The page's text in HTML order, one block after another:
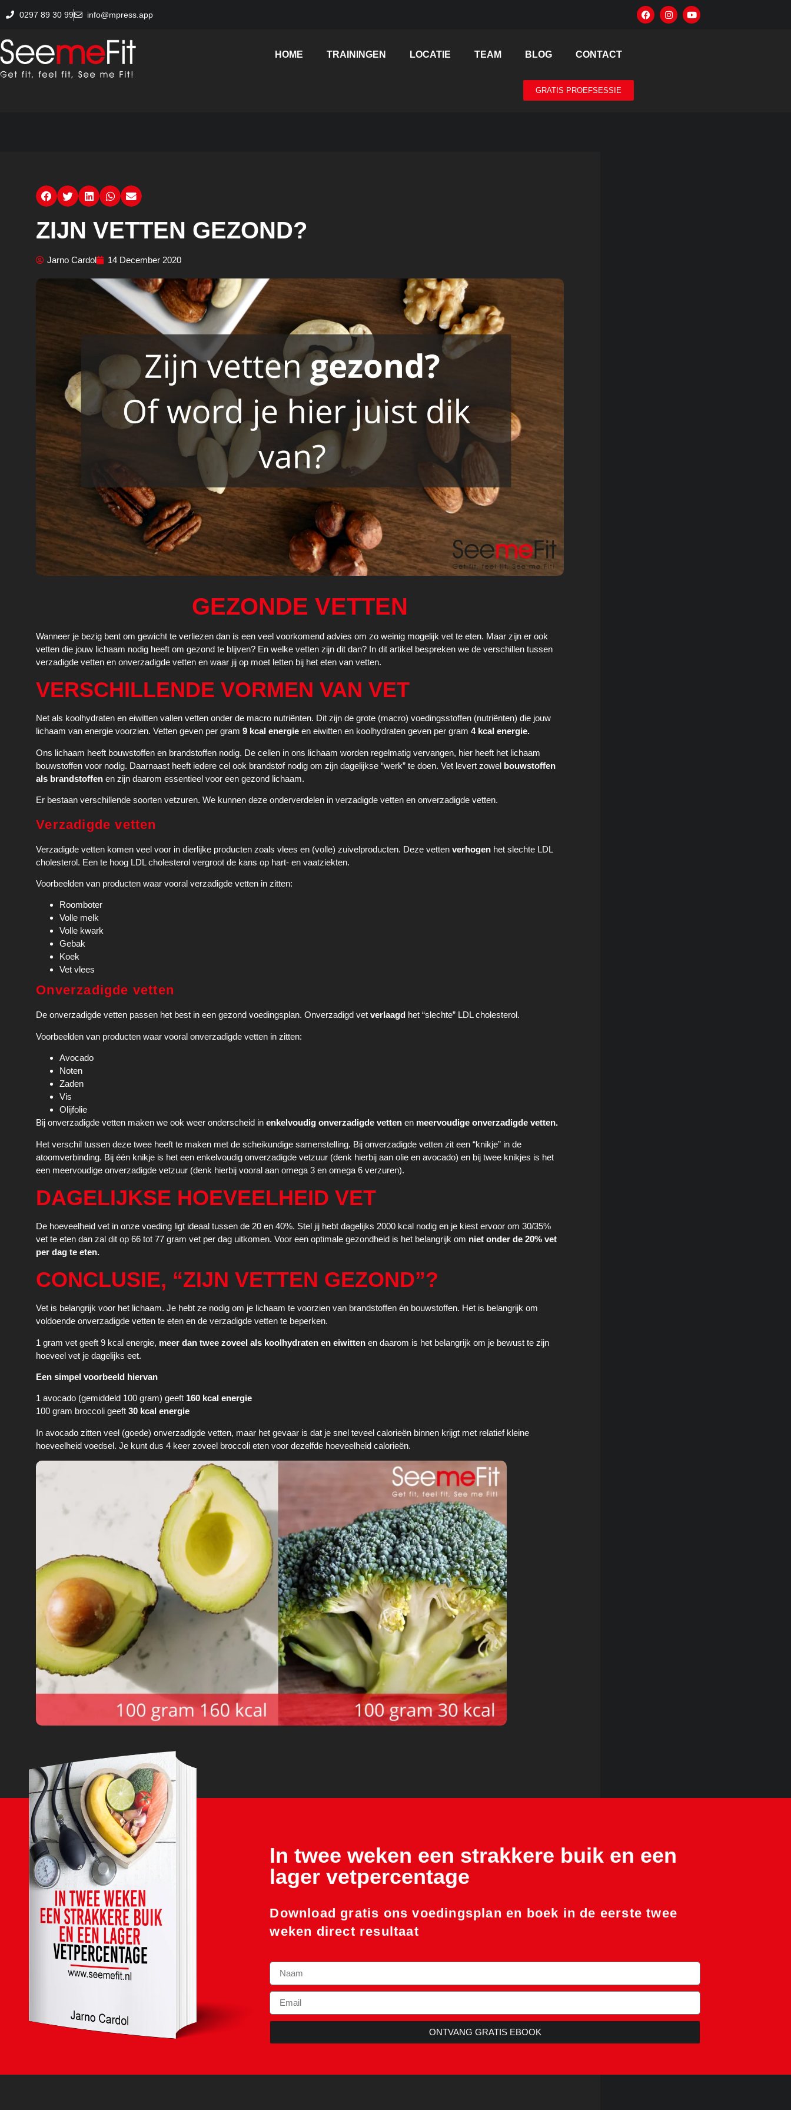
0297 89 30 99 info@mpress.app
HOME TRAININGEN LOCATIE TEAM BLOG CONTACT
GRATIS PROEFSESSIE
ZIJN VETTEN GEZOND?
Jarno Cardol 14 December 2020
GEZONDE VETTEN
Wanneer je bezig bent om gewicht te verliezen dan is een veel voorkomend advies om zo weinig mogelijk vet te eten. Maar zijn er ook
vetten die jouw lichaam nodig heeft om gezond te blijven? En welke vetten zijn dit dan? In dit artikel bespreken we de verschillen tussen
verzadigde vetten en onverzadigde vetten en waar jij op moet letten bij het eten van vetten.
VERSCHILLENDE VORMEN VAN VET
Net als koolhydraten eneiwitten vallen vetten onder de macro nutriënten. Dit zijn de grote (macro) voedingsstoffen (nutriënten) die jouw
lichaam van energie voorzien. Vetten geven per gram9 kcal energie en eiwitten en koolhydraten geven per gram 4 kcal energie.
Ons lichaam heeft bouwstoffen en brandstoffen nodig. De cellen in ons lichaam worden regelmatig vervangen, hier heeft het lichaam
bouwstoffen voor nodig. Daarnaast heeft iedere cel ook brandstof nodig om zijn dagelijkse “werk” te doen. Vet levert zowel bouwstoffen
als brandstoffen en zijn daarom essentieel voor een gezond lichaam.
Er bestaan verschillende soorten vetzuren. We kunnen deze onderverdelen in verzadigde vetten en onverzadigde vetten.
Verzadigde vetten
Verzadigde vetten komen veel voor in dierlijke producten zoals vlees en (volle) zuivelproducten. Deze vettenverhogen het slechte LDL
cholesterol. Een te hoog LDL cholesterol vergroot de kans op hart- en vaatziekten.
Voorbeelden van producten waar vooral verzadigde vetten in zitten:
Roomboter
Volle melk
Volle kwark
Gebak
Koek
Vet vlees
Onverzadigde vetten
De onverzadigde vetten passen het best in een gezond voedingsplan. Onverzadigd vetverlaagd het “slechte” LDL cholesterol.
Voorbeelden van producten waar vooral onverzadigde vetten in zitten:
Avocado
Noten
Zaden
Vis
Olijfolie
Bij onverzadigde vetten maken we ook weer onderscheid inenkelvoudig onverzadigde vetten en meervoudige onverzadigde vetten.
Het verschil tussen deze twee heeft te maken met de scheikundige samenstelling. Bij onverzadigde vetten zit een “knikje” in de
atoomverbinding. Bij één knikje is het een enkelvoudig onverzadigde vetzuur (denk hierbij aan olie en avocado) en bij twee knikjes is het
een meervoudige onverzadigde vetzuur (denk hierbij vooral aan omega 3 en omega 6 verzuren).
DAGELIJKSE HOEVEELHEID VET
De hoeveelheid vet in onze voeding ligt ideaal tussen de 20 en 40%. Stel jij hebt dagelijks 2000 kcal nodig en je kiest ervoor om 30/35%
vet te eten dan zal dit op 66 tot 77 gram vet per dag uitkomen. Voor een optimale gezondheid is het belangrijk om niet onder de 20% vet
per dag te eten.
CONCLUSIE, “ZIJN VETTEN GEZOND”?
Vet is belangrijk voor het lichaam. Je hebt ze nodig om je lichaam te voorzien van brandstoffen én bouwstoffen. Het is belangrijk om
voldoende onverzadigde vetten te eten en de verzadigde vetten te beperken.
1 gram vet geeft 9 kcal energie, meer dan twee zoveel als koolhydraten en eiwitten en daarom is het belangrijk om je bewust te zijn
hoeveel vet je dagelijks eet.
Een simpel voorbeeld hiervan
1 avocado (gemiddeld 100 gram) geeft 160 kcal energie
100 gram broccoli geeft30 kcal energie
In avocado zitten veel (goede) onverzadigde vetten, maar het gevaar is dat je snel teveel calorieën binnen krijgt met relatief kleine
hoeveelheid voedsel. Je kunt dus 4 keer zoveel broccoli eten voor dezelfde hoeveelheid calorieën.
In twee weken een strakkere buik en een
lager vetpercentage
Download gratis ons voedingsplan en boek in de eerste twee
weken direct resultaat
ONTVANG GRATIS EBOOK